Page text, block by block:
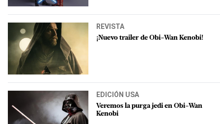
REVISTA
¡Nuevo trailer de Obi-Wan Kenobi!
EDICIÓN USA
Veremos la purga jedi en Obi-Wan
Kenobi